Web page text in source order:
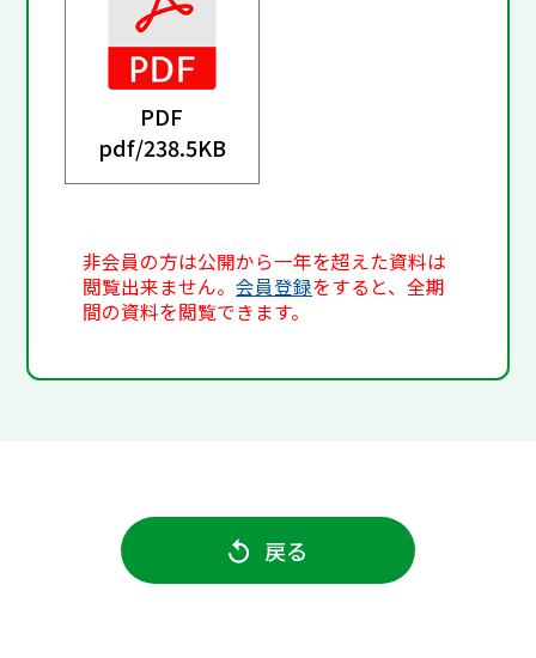
PDF
pdf/238.5KB
非会員の方は公開から一年を超えた資料は
閲覧出来ません。会員登録をすると、全期
間の資料を閲覧できます。
戻る